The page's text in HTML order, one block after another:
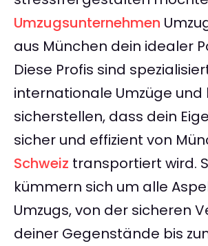
Umzugsunternehmen
aus München dein idealer
Diese Profis sind
internationale Umzüge und
sicherstellen, dass dein
sicher und effizient von
Schweiz transportiert wird.
kümmern sich um alle
Umzugs, von der sicheren
deiner Gegenstände bis